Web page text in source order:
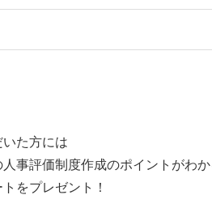
た方には
事評価制度作成のポイントがわか
をプレゼント！